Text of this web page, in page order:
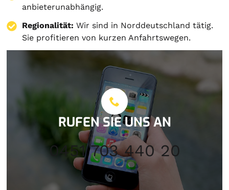
anbieterunabhängig.
Regionalität: Wir sind in Norddeutschland tätig.
Sie profitieren von kurzen Anfahrtswegen.
RUFEN SIE UNS AN
0451 703 440 20